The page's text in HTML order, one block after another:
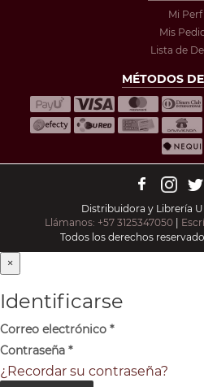
Mi
Mis
Lista de
MÉTODOS
Distribuidora y Librería
Llámanos: +57 3125347050 |
Todos los derechos
×
Identificarse
Correo electrónico *
Contraseña *
¿Recordar su contraseña?